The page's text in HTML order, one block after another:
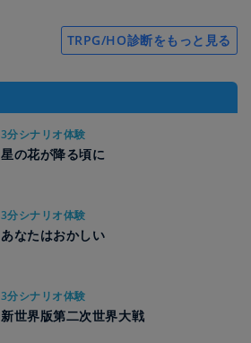
TRPG/HO診断をもっと見る
3分シナリオ体験
星の花が降る頃に
3分シナリオ体験
あなたはおかしい
3分シナリオ体験
新世界版第二次世界大戦